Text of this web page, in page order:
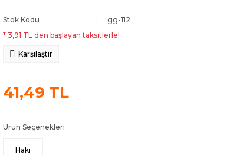
Stok Kodu
gg-112
* 3,91 TL den başlayan taksitlerle!
Karşılaştır
41,49 TL
Ürün Seçenekleri
Haki